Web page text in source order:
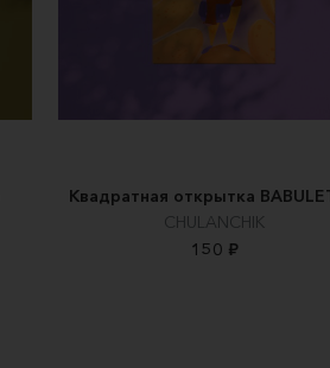
Квадратная открытка
CHULANCHIK
150 ₽